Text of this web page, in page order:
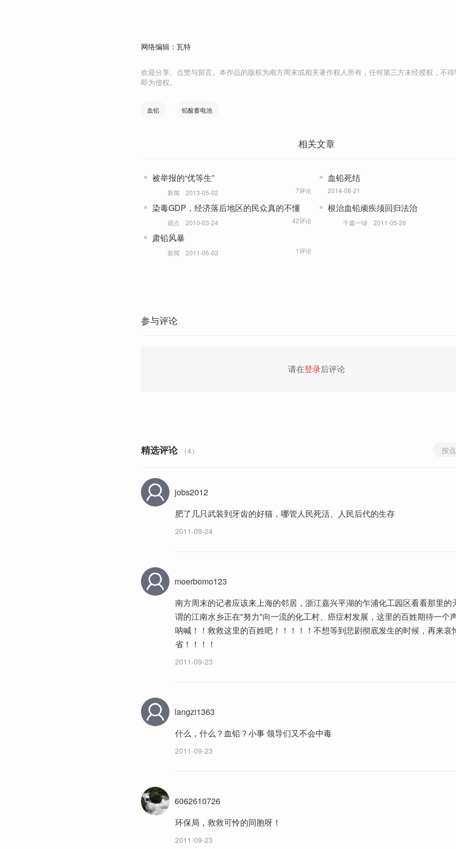
网络编辑：瓦特
欢迎分享、点赞与留言。本作品的版权为南方周末或相关著作权人所有，任何第三方未经授权，不
即为侵权。
血铅 铅酸蓄电池
相关文章
被举报的“优等生”
新闻 2013-05-02 7评论
血铅死结
2014-08-21
染毒GDP，经济落后地区的民众真的不懂
观点 2010-03-24 42评论
根治血铅顽疾须回归法治
千篇一绿 2011-05-26
肃铅风暴
新闻 2011-06-03 1评论
参与评论
请在登录后评论
精选评论 （4） 按
jobs2012
肥了几只武装到牙齿的好猫，哪管人民死活、人民后代的生存
2011-09-24
moerbomo123
南方周末的记者应该来上海的邻居，浙江嘉兴平湖的乍浦化工园区看看那里的
谓的江南水乡正在"努力"向一流的化工村、癌症村发展，这里的百姓期待一个
呐喊！！救救这里的百姓吧！！！！！不想等到悲剧彻底发生的时候，再来哀
省！！！！
2011-09-23
langzi1363
什么，什么？血铅？小事 领导们又不会中毒
2011-09-23
6062610726
环保局，救救可怜的同胞呀！
2011-09-23